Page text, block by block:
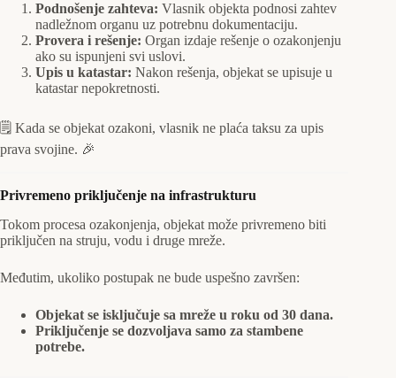
Podnošenje zahteva: Vlasnik objekta podnosi zahtev
nadležnom organu uz potrebnu dokumentaciju.
Provera i rešenje: Organ izdaje rešenje o ozakonjenju
ako su ispunjeni svi uslovi.
Upis u katastar: Nakon rešenja, objekat se upisuje u
katastar nepokretnosti.
🗒️ Kada se objekat ozakoni, vlasnik ne plaća taksu za upis
prava svojine. 🎉
Privremeno priključenje na infrastrukturu
Tokom procesa ozakonjenja, objekat može privremeno biti
priključen na struju, vodu i druge mreže.
Međutim, ukoliko postupak ne bude uspešno završen:
Objekat se isključuje sa mreže u roku od 30 dana.
Priključenje se dozvoljava samo za stambene
potrebe.